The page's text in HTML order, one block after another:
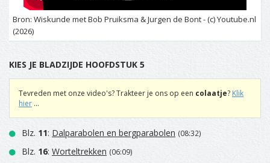
Bron: Wiskunde met Bob Pruiksma & Jurgen de Bont - (c) Youtube.nl
(2026)
KIES JE BLADZIJDE HOOFDSTUK 5
Tevreden met onze video's? Trakteer je ons op een colaatje? Klik
hier ...
Blz. 11: Dalparabolen en bergparabolen (08:32)
Blz. 16: Worteltrekken (06:09)